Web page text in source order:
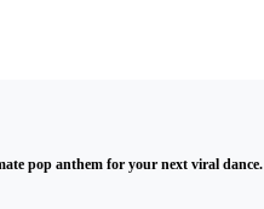
pop anthem for your next viral dance.